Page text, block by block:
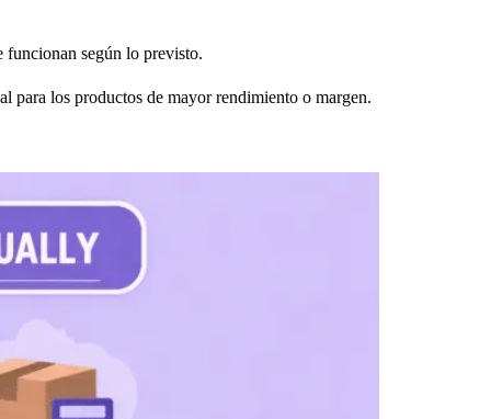
funcionan según lo previsto.
para los productos de mayor rendimiento o margen.